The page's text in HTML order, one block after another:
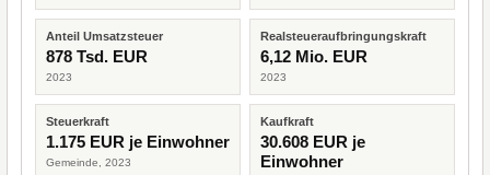
Anteil Umsatzsteuer
878 Tsd. EUR
2023
Realsteueraufbringungskraft
6,12 Mio. EUR
2023
Steuerkraft
1.175 EUR je Einwohner
Gemeinde, 2023
Kaufkraft
30.608 EUR je
Einwohner